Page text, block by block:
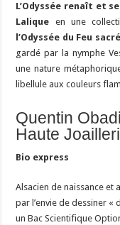
L’Odyssée renaît et
Lalique en une
l’Odyssée du Feu sacré
gardé par la nymphe
une nature
libellule aux couleurs
Quentin
Haute
Bio express
Alsacien de naissance et
par l’envie de dessiner «
un Bac Scientifique